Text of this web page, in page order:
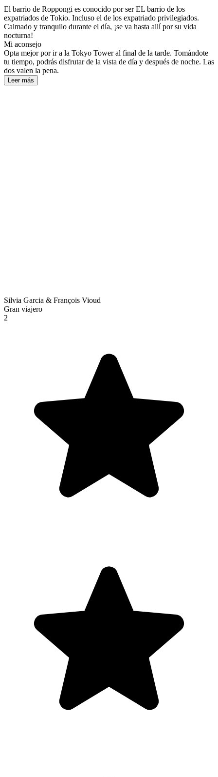
El barrio de Roppongi es conocido por ser EL barrio de los
expatriados de Tokio. Incluso el de los expatriado privilegiados.
Calmado y tranquilo durante el día, ¡se va hasta allí por su vida
nocturna!
Mi aconsejo
Opta mejor por ir a la Tokyo Tower al final de la tarde. Tomándote
tu tiempo, podrás disfrutar de la vista de día y después de noche. Las
dos valen la pena.
Leer más
Silvia Garcia & François Vioud
Gran viajero
2